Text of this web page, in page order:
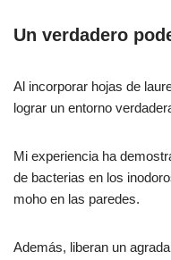
Un verdadero
Al incorporar hojas de
lograr un entorno
Mi experiencia ha
de bacterias en los
moho en las paredes.
Además, liberan un